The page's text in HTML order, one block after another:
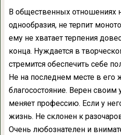
В общественных отношениях
однообразия, не терпит
ему не хватает терпения
конца. Нуждается в
стремится обеспечить себе
Не на последнем месте в его
благосостояние. Верен
меняет профессию. Если у
жизнь. Не склонен к
Очень любознателен и